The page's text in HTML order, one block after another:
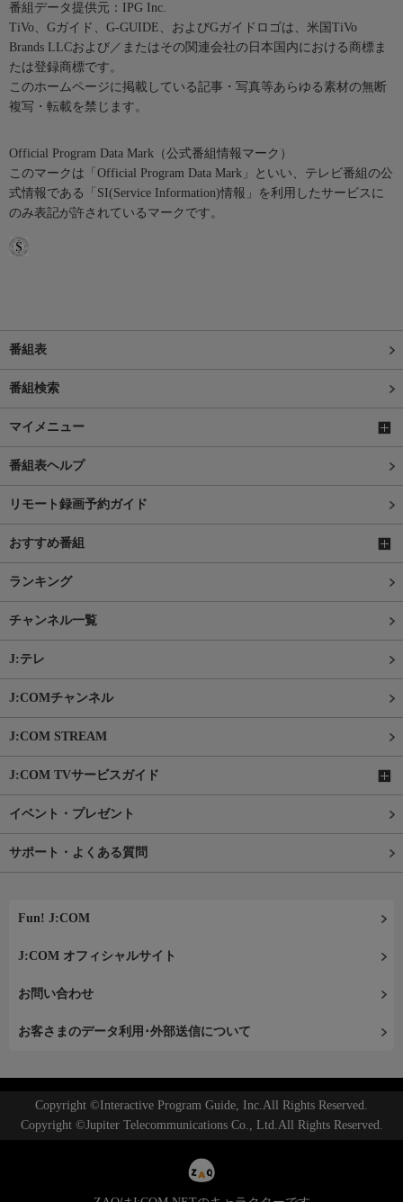
番組データ提供元：IPG Inc.
TiVo、Gガイド、G-GUIDE、およびGガイドロゴは、米国TiVo
Brands LLCおよび／またはその関連会社の日本国内における商標ま
たは登録商標です。
このホームページに掲載している記事・写真等あらゆる素材の無断
複写・転載を禁じます。
Official Program Data Mark（公式番組情報マーク）
このマークは「Official Program Data Mark」といい、テレビ番組の公
式情報である「SI(Service Information)情報」を利用したサービスに
のみ表記が許されているマークです。
番組表
番組検索
マイメニュー
番組表ヘルプ
リモート録画予約ガイド
おすすめ番組
ランキング
チャンネル一覧
J:テレ
J:COMチャンネル
J:COM STREAM
J:COM TVサービスガイド
イベント・プレゼント
サポート・よくある質問
Fun! J:COM
J:COM オフィシャルサイト
お問い合わせ
お客さまのデータ利用･外部送信について
Copyright ©Interactive Program Guide, Inc.All Rights Reserved.
Copyright ©Jupiter Telecommunications Co., Ltd.All Rights Reserved.